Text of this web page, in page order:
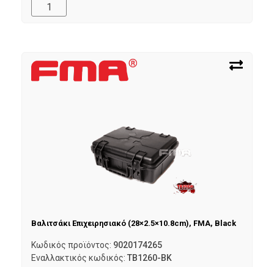
Βαλιτσάκι Επιχειρησιακό (28×2.5×10.8cm), FMA, Black
Κωδικός προϊόντος: 9020174265
Εναλλακτικός κωδικός: TB1260-BK